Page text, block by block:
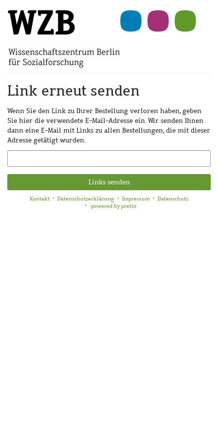
Zum
Haupt-
Inhalt
Link erneut senden
Wenn Sie den Link zu Ihrer Bestellung verloren haben, geben
Sie hier die verwendete E-Mail-Adresse ein. Wir senden Ihnen
dann eine E-Mail mit Links zu allen Bestellungen, die mit dieser
Adresse getätigt wurden.
E-
Mail
Links senden
Kontakt Datenschutzerklärung Impressum
Datenschutz
powered by pretix